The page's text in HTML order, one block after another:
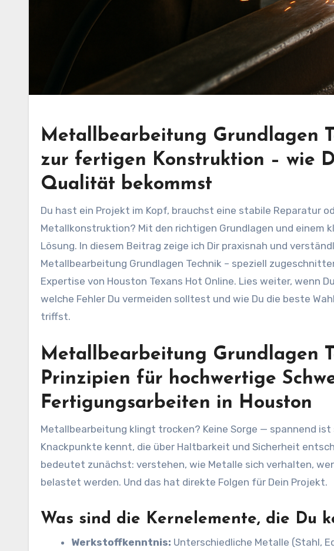
Metallbearbeitung Grundlagen
zur fertigen Konstruktion – wie
Qualität bekommst
Du hast ein Projekt im Kopf, brauchst eine stabile Reparatur
Metallkonstruktion? Mit den richtigen Grundlagen und einem
Lösung. In diesem Beitrag zeige ich Dir praxisnah und
Metallbearbeitung Grundlagen Technik – speziell
Expertise von Houston Texans Hot Online. Lies weiter, wenn
welche Fehler Du vermeiden solltest und wie Du die beste
triffst.
Metallbearbeitung Grundlagen
Prinzipien für hochwertige
Fertigungsarbeiten in Houston
Metallbearbeitung klingt trocken? Keine Sorge — spannend
Knackpunkte kennt, die über Haltbarkeit und Sicherheit
bedeutet zunächst: verstehen, wie Metalle sich verhalten,
belastet werden. Und das hat direkte Folgen für Dein Projekt.
Was sind die Kernelemente, die Du
Werkstoffkenntnis: Unterschiedliche Metalle (Stahl,